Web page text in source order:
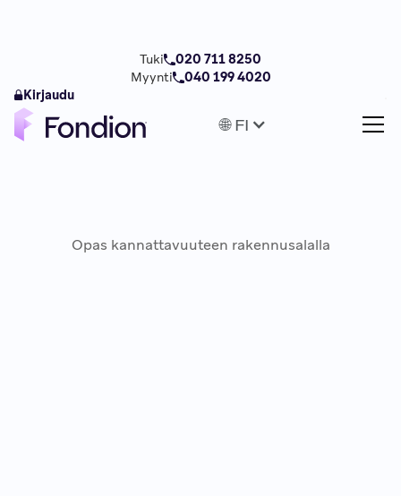
🌐 FI
Tuki
020 711 8250
Myynti
040 199 4020
Kirjaudu
Opas kannattavuuteen rakennusalalla